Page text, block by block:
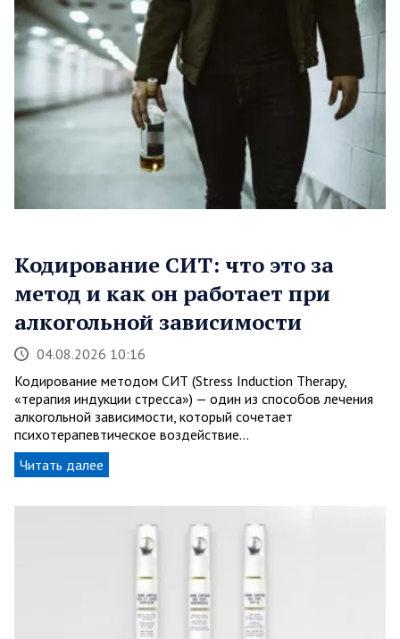
Кодирование СИТ: что это за
метод и как он работает при
алкогольной зависимости
04.08.2026 10:16
Кодирование методом СИТ (Stress Induction Therapy,
«терапия индукции стресса») — один из способов лечения
алкогольной зависимости, который сочетает
психотерапевтическое воздействие…
Читать далее